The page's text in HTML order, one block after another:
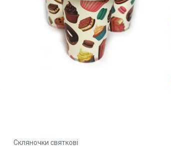
Скляночки святкові